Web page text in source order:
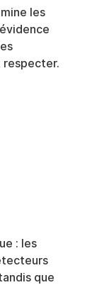
les
respecter.
: les
que